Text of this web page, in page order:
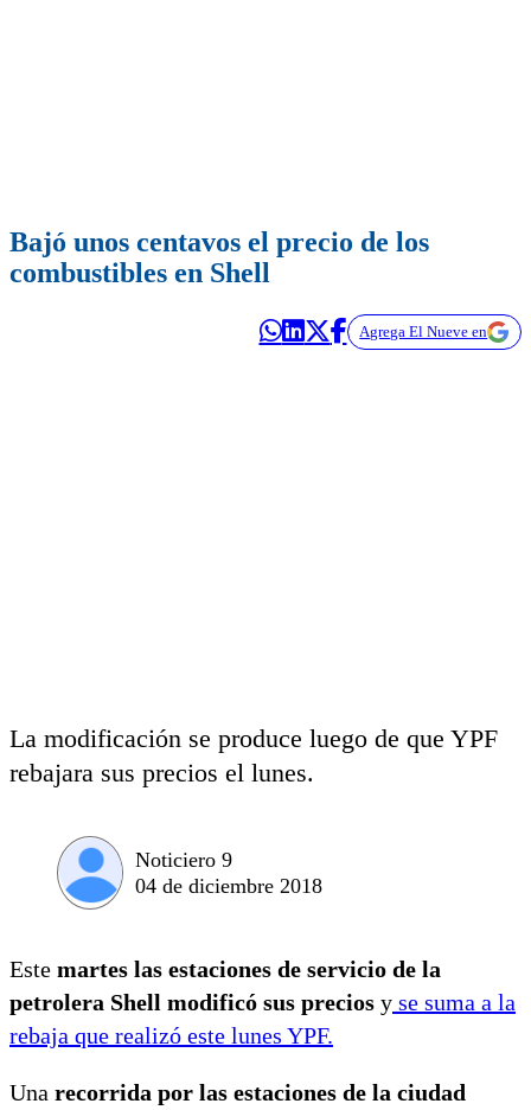
Bajó unos centavos el precio de los
combustibles en Shell
Agrega El Nueve en
La modificación se produce luego de que YPF
rebajara sus precios el lunes.
Noticiero 9
04 de diciembre 2018
Este martes las estaciones de servicio de la
petrolera Shell modificó sus precios y se suma a la
rebaja que realizó este lunes YPF.
Una recorrida por las estaciones de la ciudad